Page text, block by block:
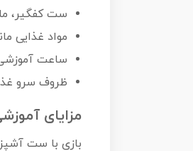
ست کفگیر،
مواد غذایی
ساعت
ظروف سرو
مزایای